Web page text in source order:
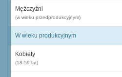
Mężczyźni
(w wieku przedprodukcyjnym)
W wieku produkcyjnym
Kobiety
(18-59 lat)